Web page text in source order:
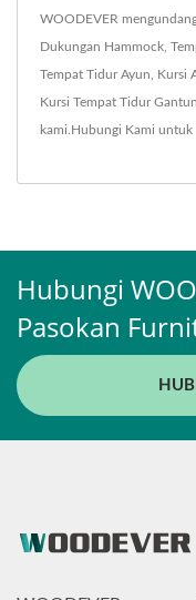
WOODEVER
Dukungan Hammock
Tempat Tidur Ayun Kursi
Kursi Tempat Tidur
kami. Hubungi Kami untuk
Hubungi
Pasokan